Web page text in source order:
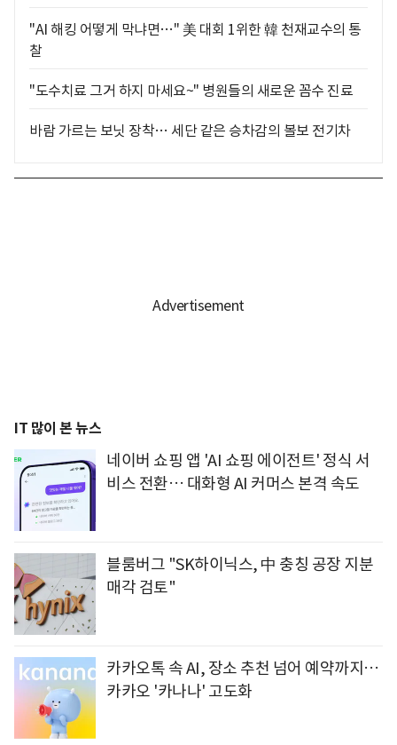
"AI 해킹 어떻게 막냐면…" 美 대회 1위한 韓 천재교수의 통
찰
"도수치료 그거 하지 마세요~" 병원들의 새로운 꼼수 진료
바람 가르는 보닛 장착… 세단 같은 승차감의 볼보 전기차
IT 많이 본 뉴스
네이버 쇼핑 앱 'AI 쇼핑 에이전트' 정식 서
비스 전환… 대화형 AI 커머스 본격 속도
블룸버그 "SK하이닉스, 中 충칭 공장 지분
매각 검토"
카카오톡 속 AI, 장소 추천 넘어 예약까지…
카카오 '카나나' 고도화